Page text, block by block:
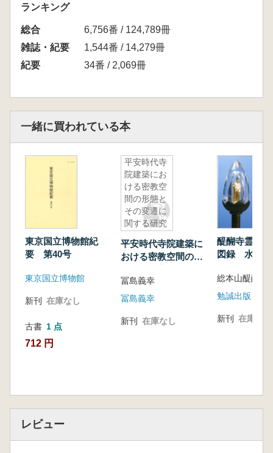
ランキング
総合
6,756番 / 124,789冊
雑誌・紀要
1,544番 / 14,279冊
紀要
34番 / 2,069冊
一緒に買われている本
東京国立博物館紀
要 第40号
東京国立博物館
新刊 在庫なし
古書 1 点
712 円
平安時代寺
院建築にお
ける密教空
間の形態と
その変遷に
関する研究
平安時代寺院建築に
おける密教空間の形
る研究
冨島義幸
冨島義幸
新刊 在庫なし
醍醐寺霊宝
図録 水晶宝
晶中の小宇宙
勉誠出版
新刊 在庫なし
レビュー